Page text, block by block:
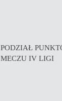
PODZIAŁ
MECZU IV LIGI